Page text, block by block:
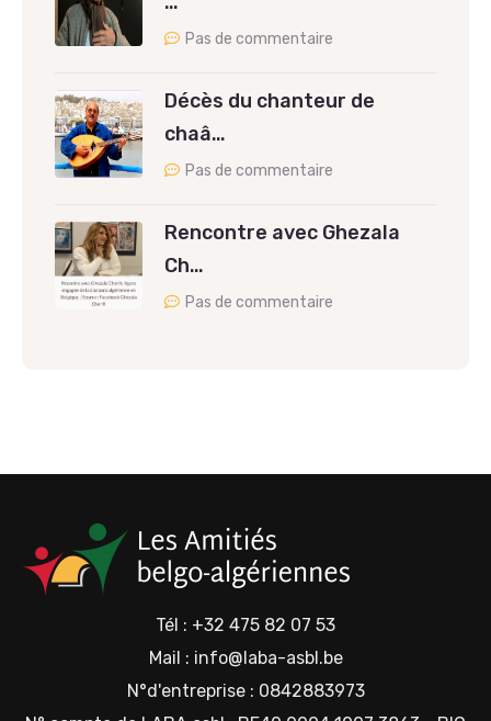
Pas de commentaire
Décès du chanteur de
chaâ…
Pas de commentaire
Rencontre avec Ghezala
Ch…
Pas de commentaire
Tél : +32 475 82 07 53
Mail : info@laba-asbl.be
N°d'entreprise : 0842883973